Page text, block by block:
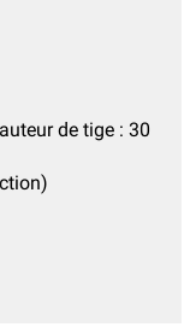
de tige : 30